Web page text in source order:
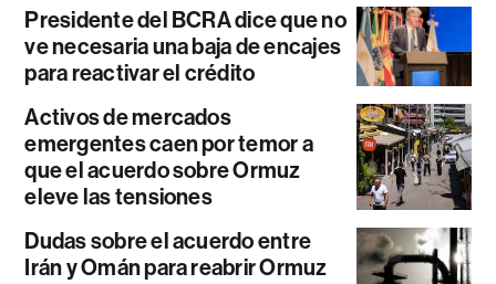
Presidente del BCRA dice que no
ve necesaria una baja de encajes
para reactivar el crédito
Activos de mercados
emergentes caen por temor a
que el acuerdo sobre Ormuz
eleve las tensiones
Dudas sobre el acuerdo entre
Irán y Omán para reabrir Ormuz